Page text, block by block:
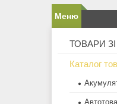
ТОВАРИ
Каталог